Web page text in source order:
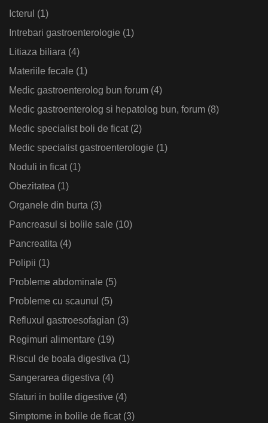
Icterul (1)
Intrebari gastroenterologie (1)
Litiaza biliara (4)
Materiile fecale (1)
Medic gastroenterolog bun forum (4)
Medic gastroenterolog si hepatolog bun, forum (8)
Medic specialist boli de ficat(2)
Medic specialist gastroenterologie (1)
Noduli in ficat(1)
Obezitatea (1)
Organele din burta (3)
Pancreasul si bolile sale (10)
Pancreatita (4)
Polipii (1)
Probleme abdominale (5)
Probleme cu scaunul (5)
Refluxul gastroesofagian (3)
Regimuri alimentare (19)
Riscul de boala digestiva (1)
Sangerarea digestiva (4)
Sfaturi in bolile digestive (4)
Simptome in bolile de ficat(3)